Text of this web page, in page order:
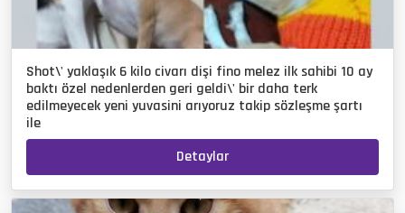
Shot\' yaklaşık 6 kilo civarı dişi fino melez ilk sahibi 10 ay
baktı özel nedenlerden geri geldi\' bir daha terk
edilmeyecek yeni yuvasini arıyoruz takip sözleşme şartı
ile
Detaylar